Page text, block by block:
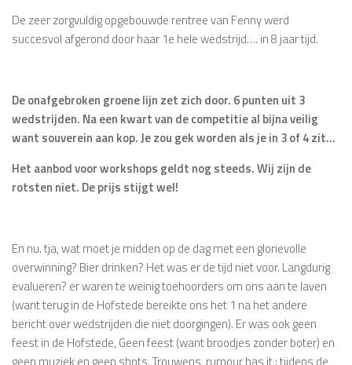
De zeer zorgvuldig opgebouwde rentree van Fenny werd
succesvol afgerond door haar 1e hele wedstrijd…. in 8 jaar tijd.
De onafgebroken groene lijn zet zich door. 6 punten uit 3
wedstrijden. Na een kwart van de competitie al bijna veilig
want souverein aan kop. Je zou gek worden als je in 3 of 4 zit…
Het aanbod voor workshops geldt nog steeds. Wij zijn de
rotsten niet. De prijs stijgt wel!
En nu. tja, wat moet je midden op de dag met een glorievolle
overwinning? Bier drinken? Het was er de tijd niet voor. Langdurig
evalueren? er waren te weinig toehoorders om ons aan te laven
(want terug in de Hofstede bereikte ons het 1 na het andere
bericht over wedstrijden die niet doorgingen). Er was ook geen
feest in de Hofstede, Geen feest (want broodjes zonder boter) en